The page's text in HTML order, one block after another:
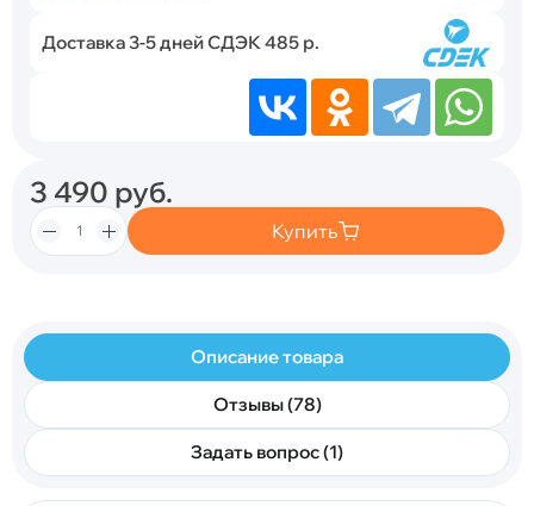
Доставка 3-5 дней СДЭК 485 р.
3 490 руб.
Купить
Описание товара
Отзывы (78)
Задать вопрос (1)